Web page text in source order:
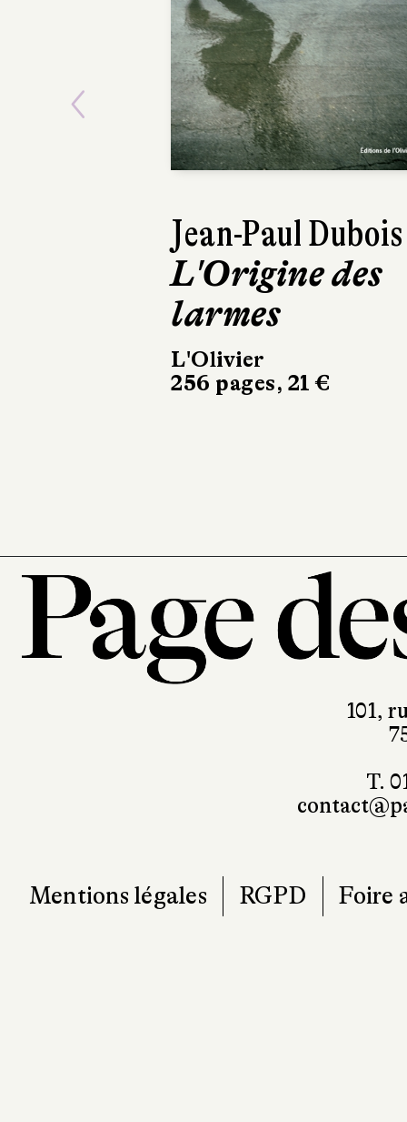
Jennifer
Nansubuga
Makumbi
La Première
Femme
Previous
101,
T.
Mentions légales RGPD Foire